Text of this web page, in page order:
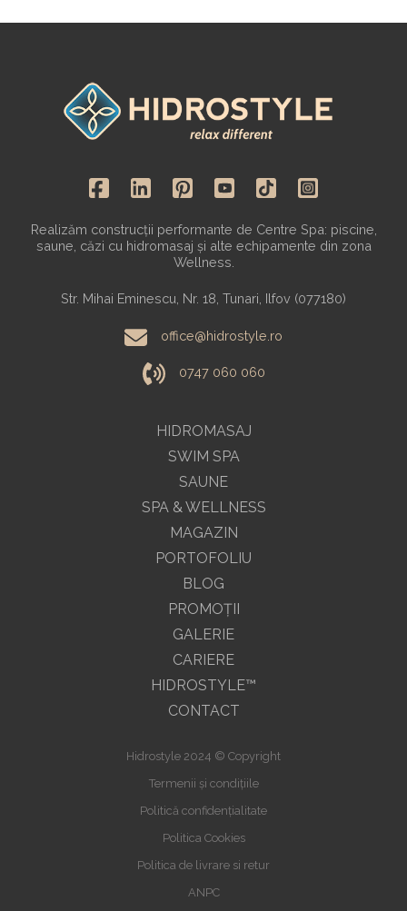
HIDROMASAJ
SWIM SPA
SAUNE
SPA & WELLNESS
MAGAZIN
Realizăm construcții performante de Centre Spa: piscine,
saune, căzi cu hidromasaj și alte echipamente din zona
Wellness.
Str. Mihai Eminescu, Nr. 18, Tunari, Ilfov (077180)
office@hidrostyle.ro
0747 060 060
PORTOFOLIU
BLOG
PROMOŢII
GALERIE
CARIERE
HIDROSTYLE™
CONTACT
Hidrostyle 2024 © Copyright
Termenii și condițiile
Politică confidențialitate
Politica Cookies
Politica de livrare si retur
ANPC